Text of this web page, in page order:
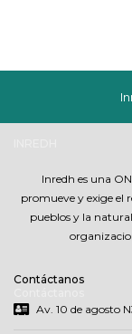
Inredh es una
promueve y exige el
pueblos y la
Contáctanos
Av. 10 de agosto